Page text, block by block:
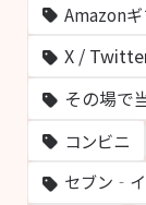
Amazon
X /
その場で
コンビニ
セブン‐